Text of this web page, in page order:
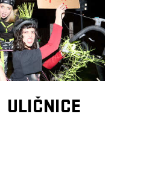
ULIČNICE